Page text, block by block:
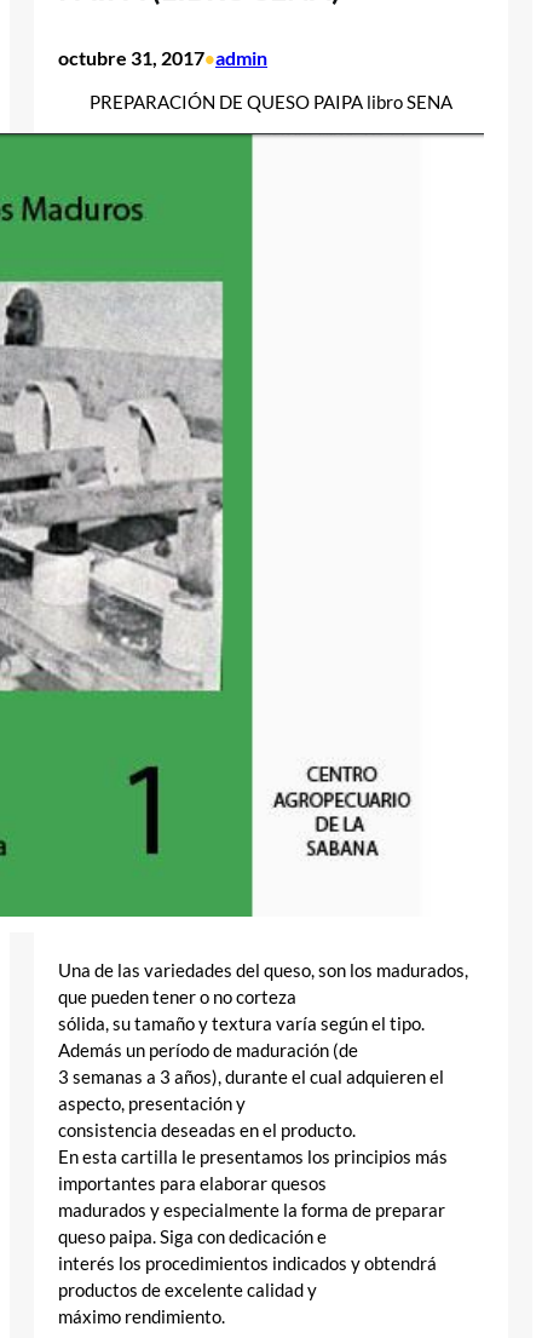
octubre 31, 2017•admin
PREPARACIÓN DE QUESO PAIPA libro SENA
Una de las variedades del queso, son los madurados,
que pueden tener o no corteza
sólida, su tamaño y textura varía según el tipo.
Además un período de maduración (de
3 semanas a 3 años), durante el cual adquieren el
aspecto, presentación y
consistencia deseadas en el producto.
En esta cartilla le presentamos los principios más
importantes para elaborar quesos
madurados y especialmente la forma de preparar
queso paipa. Siga con dedicación e
interés los procedimientos indicados y obtendrá
productos de excelente calidad y
máximo rendimiento.